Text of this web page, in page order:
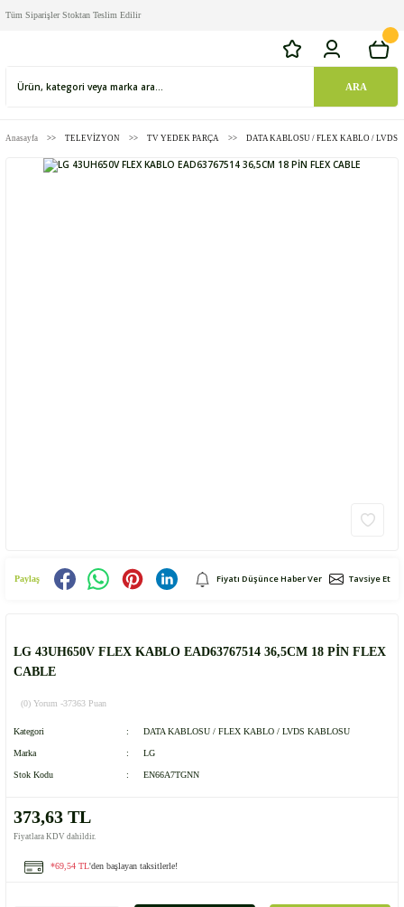
Tüm Siparişler Stoktan Teslim Edilir
ARA
Anasayfa TELEVİZYON TV YEDEK PARÇA DATA KABLOSU / FLEX KABLO / LVDS
Paylaş Fiyatı Düşünce Haber Ver Tavsiye Et
LG 43UH650V FLEX KABLO EAD63767514 36,5CM 18 PİN FLEX
CABLE
(0) Yorum -37363 Puan
Kategori DATA KABLOSU / FLEX KABLO / LVDS KABLOSU
Marka LG
Stok Kodu EN66A7TGNN
373,63 TL
Fiyatlara KDV dahildir.
*69,54 TL'den başlayan taksitlerle!